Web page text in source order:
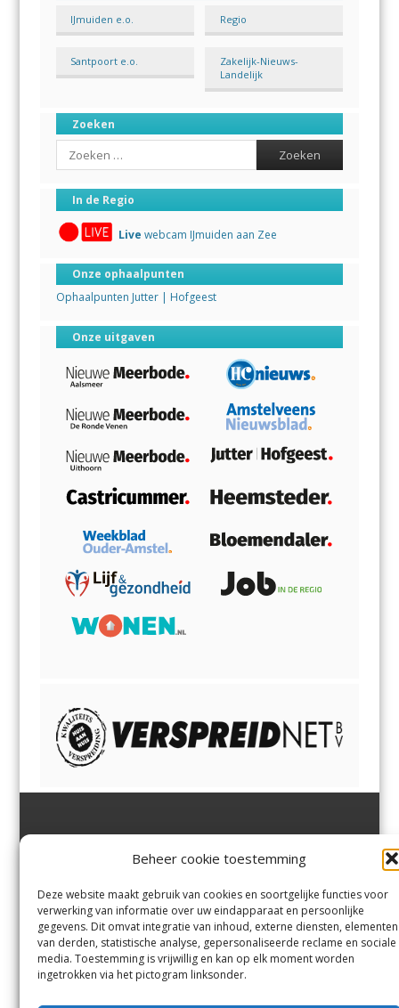
Beheer cookie toestemming
Deze website maakt gebruik van cookies en soortgelijke functies voor
verwerking van informatie over uw eindapparaat en persoonlijke
gegevens. Dit omvat integratie van inhoud, externe diensten, elementen
van derden, statistische analyse, gepersonaliseerde reclame en sociale
media. Toestemming is vrijwillig en kan op elk moment worden
ingetrokken via het pictogram linksonder.
IJmuiden e.o. Regio
Santpoort e.o.
Zakelijk-Nieuws-
Landelijk
Zoeken
Search
In de Regio
Live webcam IJmuiden aan Zee
Onze ophaalpunten
Ophaalpunten Jutter | Hofgeest
Onze uitgaven
Margadantstraat 34
0255-533900
info@jutter.nlofinfo@hofgee
st.nl
Velserbroek,Velsen-Zuid,
Zuid,Driehuisen
Spaarnwoude.
Contact
Andere uitgaven